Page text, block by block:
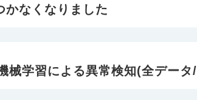
かなくなりました
械学習による異常検知(全デー